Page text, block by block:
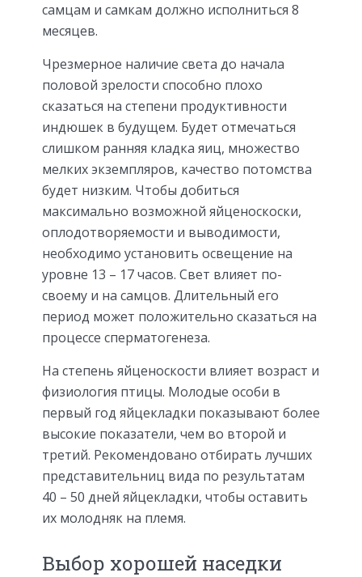
самцам и самкам должно исполниться 8
месяцев.
Чрезмерное наличие света до начала
половой зрелости способно плохо
сказаться на степени продуктивности
индюшек в будущем. Будет отмечаться
слишком ранняя кладка яиц, множество
мелких экземпляров, качество потомства
будет низким. Чтобы добиться
максимально возможной яйценоскоски,
оплодотворяемости и выводимости,
необходимо установить освещение на
уровне 13 – 17 часов. Свет влияет по-
своему и на самцов. Длительный его
период может положительно сказаться на
процессе сперматогенеза.
На степень яйценоскости влияет возраст и
физиология птицы. Молодые особи в
первый год яйцекладки показывают более
высокие показатели, чем во второй и
третий. Рекомендовано отбирать лучших
представительниц вида по результатам
40 – 50 дней яйцекладки, чтобы оставить
их молодняк на племя.
Выбор хорошей наседки